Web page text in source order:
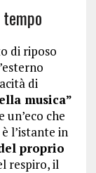
di riposo
di
musica”
che
l’istante in
proprio
respiro, il